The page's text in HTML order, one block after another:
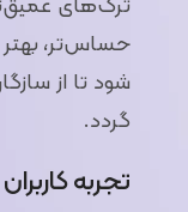
حساس‌تر، بهتر
شود تا از
گردد.
تجربه کاربران